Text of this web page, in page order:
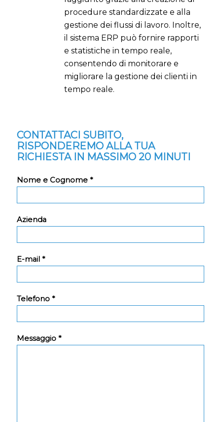
procedure standardizzate e alla
gestione dei flussi di lavoro. Inoltre,
il sistema ERP può fornire rapporti
e statistiche in tempo reale,
consentendo di monitorare e
migliorare la gestione dei clienti in
tempo reale.
CONTATTACI SUBITO,
RISPONDEREMO ALLA TUA
RICHIESTA IN MASSIMO 20 MINUTI
Nome e Cognome *
Azienda
E-mail *
Telefono *
Messaggio *